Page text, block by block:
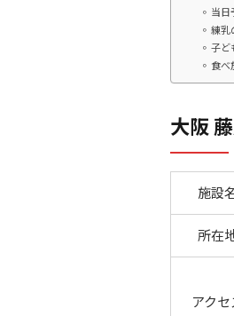
当日
練乳
子ど
食べ
大阪
施設
所在
アクセ